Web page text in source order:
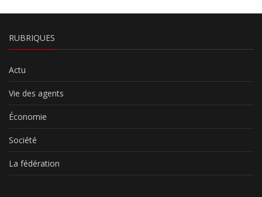
RUBRIQUES
Actu
Vie des agents
Économie
Société
La fédération